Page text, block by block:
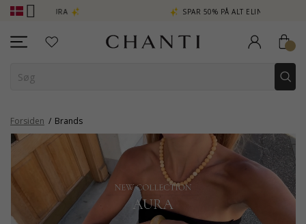
SPAR 50% PÅ ALT ELINÉ
Forsiden Brands